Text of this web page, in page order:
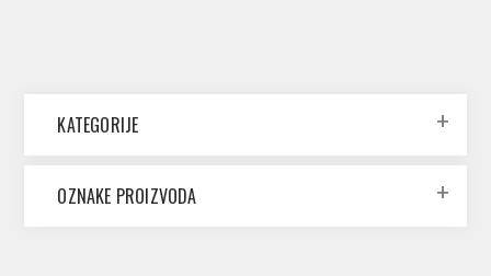
KATEGORIJE
OZNAKE PROIZVODA